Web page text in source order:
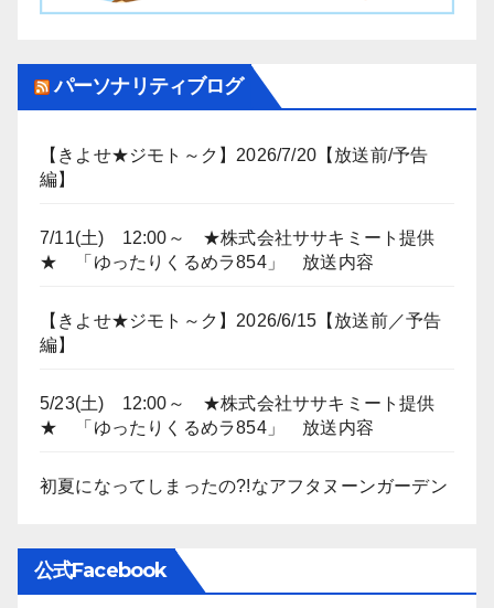
パーソナリティブログ
【きよせ★ジモト～ク】2026/7/20【放送前/予告
編】
7/11(土) 12:00～ ★株式会社ササキミート提供
★ 「ゆったりくるめラ854」 放送内容
【きよせ★ジモト～ク】2026/6/15【放送前／予告
編】
5/23(土) 12:00～ ★株式会社ササキミート提供
★ 「ゆったりくるめラ854」 放送内容
初夏になってしまったの?!なアフタヌーンガーデン
公式Facebook